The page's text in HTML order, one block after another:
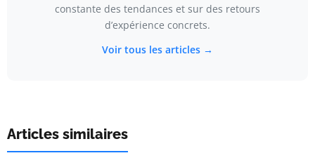
constante des tendances et sur des retours
d’expérience concrets.
Voir tous les articles →
Articles similaires